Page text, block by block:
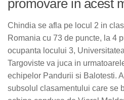
promovare in acest
Chindia se afla pe locul 2 in
Romania cu 73 de puncte, la 4
ocupanta locului 3,
Targoviste va juca in
echipelor Pandurii si Balotesti.
subsolul clasamentului care se